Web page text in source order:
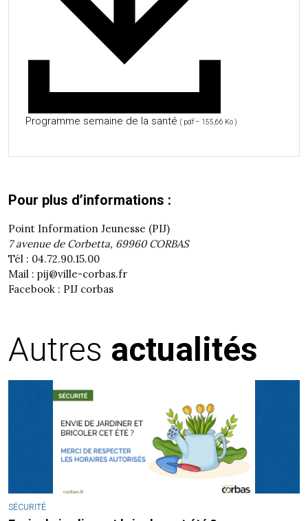
Programme semaine de la santé ( pdf – 155,66 Ko )
Pour plus d’informations :
Point Information Jeunesse (PIJ)
7 avenue de Corbetta, 69960 CORBAS
Tél : 04.72.90.15.00
Mail : pij@ville-corbas.fr
Facebook : PIJ corbas
Autres actualités
SÉCURITÉ